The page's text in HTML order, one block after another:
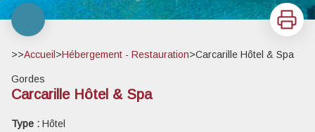
Imprimer
>>Accueil >Hébergement - Restauration>Carcarille Hôtel & Spa
Gordes
Carcarille Hôtel & Spa
Type : Hôtel